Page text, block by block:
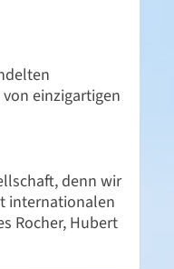
einzig­artigen
denn wir
internationalen
Rocher, Hubert